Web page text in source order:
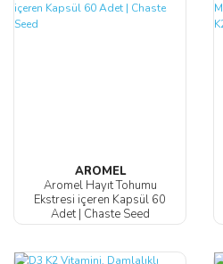
AROMEL
Aromel Hayıt Tohumu
Ekstresi içeren Kapsül 60
Adet | Chaste Seed